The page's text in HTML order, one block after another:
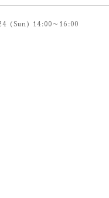
(Sun) 14:00～16:00